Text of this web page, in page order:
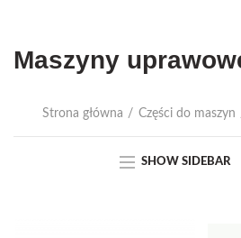
Maszyny
Strona główna Części do maszyn
SHOW SIDEBAR